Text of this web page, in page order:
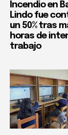
Incendio en
Lindo fue
un 50% tras
horas de
trabajo